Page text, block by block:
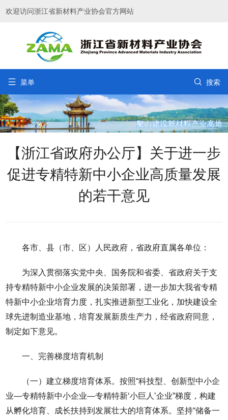
欢迎访问浙江省新材料产业协会官方网站
 菜单  搜索
【浙江省政府办公厅】关于进一步
促进专精特新中小企业高质量发展
的若干意见
各市、县（市、区）人民政府，省政府直属各单位：
为深入贯彻落实党中央、国务院和省委、省政府关于支
持专精特新中小企业发展的决策部署，进一步加大我省专精
特新中小企业培育力度，扎实推进新型工业化，加快建设全
球先进制造业基地，培育发展新质生产力，经省政府同意，
制定如下意见。
一、完善梯度培育机制
（一）建立梯度培育体系。按照“科技型、创新型中小企
业—专精特新中小企业—专精特新‘小巨人’企业”梯度，构建
从孵化培育、成长扶持到发展壮大的培育体系。坚持“储备一